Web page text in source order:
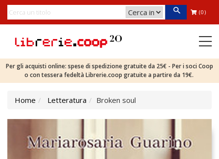
(0)
Per gli acquisti online: spese di spedizione gratuite da 25€ - Per i soci Coop
o con tessera fedeltà Librerie.coop gratuite a partire da 19€.
Home Letteratura Broken soul